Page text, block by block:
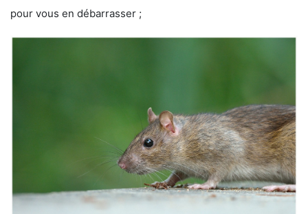
pour vous en débarrasser ;